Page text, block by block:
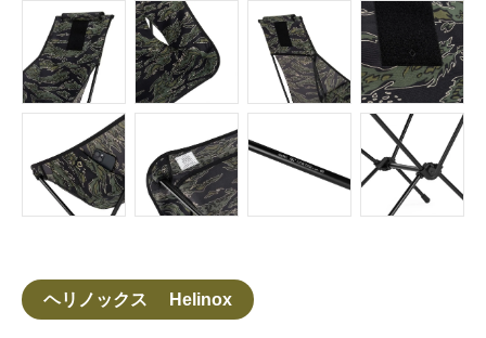
ヘリノックス Helinox